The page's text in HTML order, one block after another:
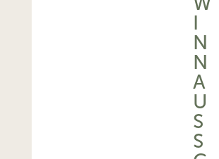
I
N
N
A
U
S
S